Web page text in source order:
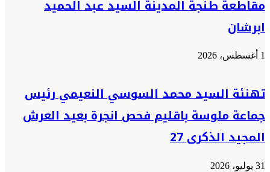
مقاطعة طنجة المدينة السيد عبد الحميد
ابرشان
1 أغسطس، 2026
تهنئة السيد محمد السوسي النعيمي رئيس
جماعة ملوسة باقليم فحص انجرة بعيد العرش
المجيد الذكرى 27
31 يوليو، 2026